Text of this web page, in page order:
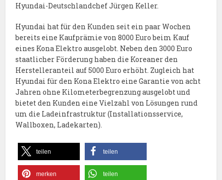
Hyundai-Deutschlandchef Jürgen Keller.
Hyundai hat für den Kunden seit ein paar Wochen
bereits eine Kaufprämie von 8000 Euro beim Kauf
eines Kona Elektro ausgelobt. Neben den 3000 Euro
staatlicher Förderung haben die Koreaner den
Herstelleranteil auf 5000 Euro erhöht. Zugleich hat
Hyundai für den Kona Elektro eine Garantie von acht
Jahren ohne Kilometerbegrenzung ausgelobt und
bietet den Kunden eine Vielzahl von Lösungen rund
um die Ladeinfrastruktur (Installationsservice,
Wallboxen, Ladekarten).
teilen teilen
merken teilen